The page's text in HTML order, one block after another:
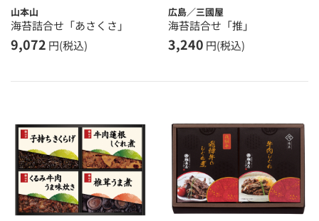
山本山
海苔詰合せ「あさくさ」
9,072 円(税込)
広島／三國屋
海苔詰合せ「推」
3,240 円(税込)